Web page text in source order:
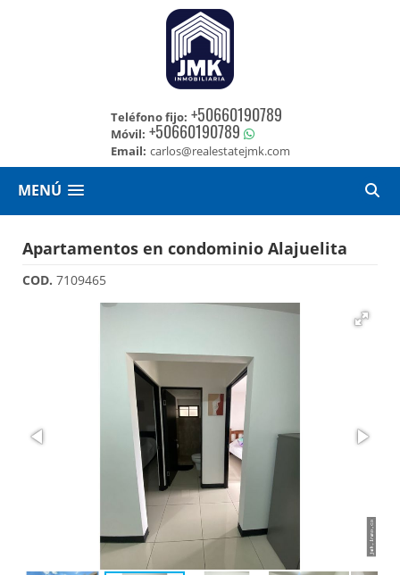
Teléfono fijo: +50660190789
Móvil: +50660190789
Email: carlos@realestatejmk.com
MENÚ
Apartamentos en condominio Alajuelita
COD. 7109465